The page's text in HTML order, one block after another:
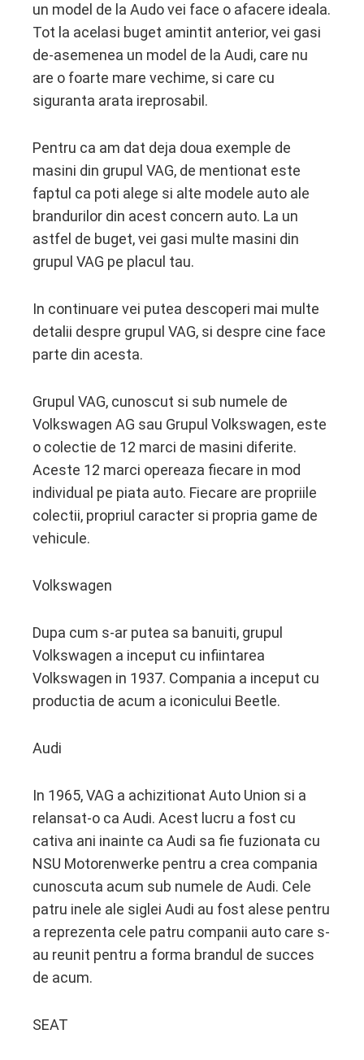
un model de la Audo vei face o afacere ideala.
Tot la acelasi buget amintit anterior, vei gasi
de-asemenea un model de la Audi, care nu
are o foarte mare vechime, si care cu
siguranta arata ireprosabil.
Pentru ca am dat deja doua exemple de
masini din grupul VAG, de mentionat este
faptul ca poti alege si alte modele auto ale
brandurilor din acest concern auto. La un
astfel de buget, vei gasi multe masini din
grupul VAG pe placul tau.
In continuare vei putea descoperi mai multe
detalii despre grupul VAG, si despre cine face
parte din acesta.
Grupul VAG, cunoscut si sub numele de
Volkswagen AG sau Grupul Volkswagen, este
o colectie de 12 marci de masini diferite.
Aceste 12 marci opereaza fiecare in mod
individual pe piata auto. Fiecare are propriile
colectii, propriul caracter si propria game de
vehicule.
Volkswagen
Dupa cum s-ar putea sa banuiti, grupul
Volkswagen a inceput cu infiintarea
Volkswagen in 1937. Compania a inceput cu
productia de acum a iconicului Beetle.
Audi
In 1965, VAG a achizitionat Auto Union si a
relansat-o ca Audi. Acest lucru a fost cu
cativa ani inainte ca Audi sa fie fuzionata cu
NSU Motorenwerke pentru a crea compania
cunoscuta acum sub numele de Audi. Cele
patru inele ale siglei Audi au fost alese pentru
a reprezenta cele patru companii auto care s-
au reunit pentru a forma brandul de succes
de acum.
SEAT